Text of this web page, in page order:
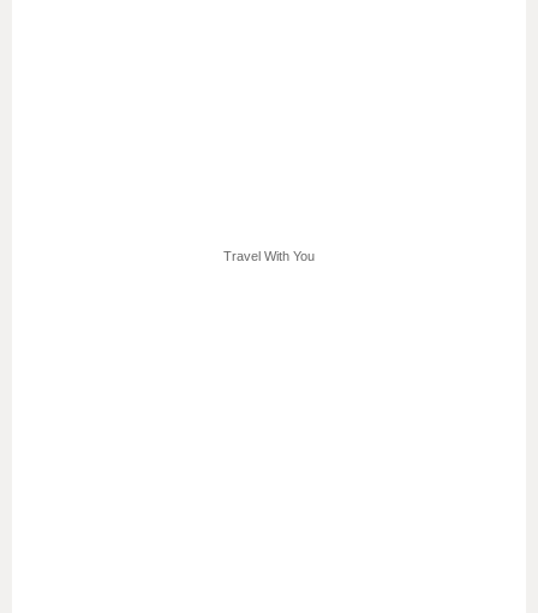
Travel With You